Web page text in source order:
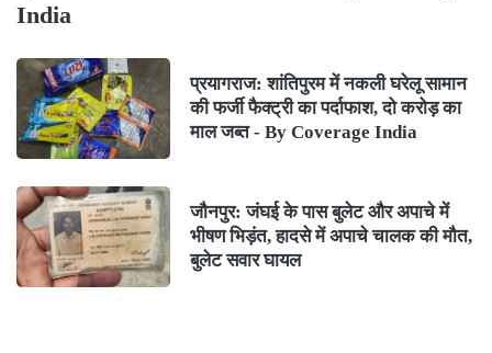
India
प्रयागराज: शांतिपुरम में नकली घरेलू सामान
की फर्जी फैक्ट्री का पर्दाफाश, दो करोड़ का
माल जब्त - By Coverage India
जौनपुर: जंघई के पास बुलेट और अपाचे में
भीषण भिड़ंत, हादसे में अपाचे चालक की मौत,
बुलेट सवार घायल